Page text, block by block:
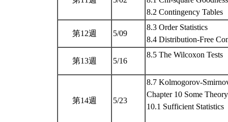
8.2 Contingency Tables
第12週 5/09
8.3 Order Statistics
8.4 Distribution-Free
第13週 5/16
8.5 The Wilcoxon Tests
第14週 5/23
8.7 Kolmogorov-
Chapter 10 Some Theory
10.1 Sufficient Statistics